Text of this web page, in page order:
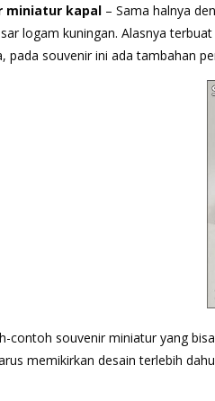
miniatur kapal– Sama halnya
logam kuningan. Alasnya
pada souvenir ini ada tambahan
contoh souvenir miniatur yang
memikirkan desain terlebih